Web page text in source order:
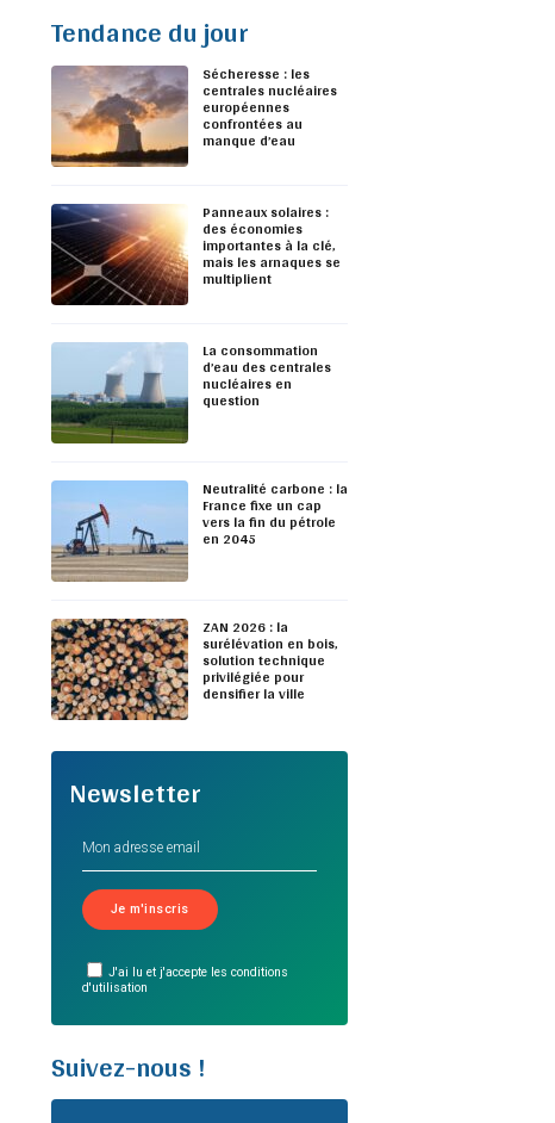
Tendance du jour
Sécheresse : les
centrales nucléaires
européennes
confrontées au
manque d’eau
Panneaux solaires :
des économies
importantes à la clé,
mais les arnaques se
multiplient
La consommation
d’eau des centrales
nucléaires en
question
Neutralité carbone : la
France fixe un cap
vers la fin du pétrole
en 2045
ZAN 2026 : la
surélévation en bois,
solution technique
privilégiée pour
densifier la ville
Newsletter
J'ai lu et j'accepte les conditions
d'utilisation
Suivez-nous !